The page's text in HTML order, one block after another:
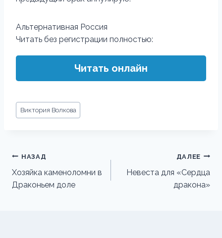
Альтернативная Россия
Читать без регистрации полностью:
Читать онлайн
Метки
записи:
Виктория Волкова
Навигация
по
записям
НАЗАД
Хозяйка каменоломни в
Драконьем доле
ДАЛЕЕ
Невеста для «Сердца
дракона»